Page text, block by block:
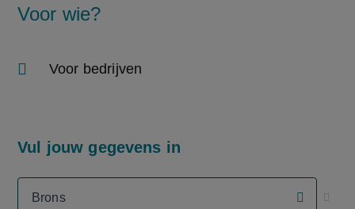
Voor wie?
Voor bedrijven
Vul jouw gegevens in
Steun ons
Brons